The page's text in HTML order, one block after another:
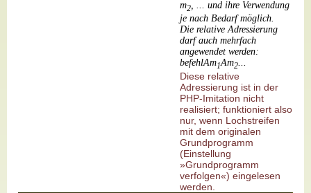
m2 , ... und ihre Verwendung
je nach Bedarf möglich.
Die relative Adressierung
darf auch mehrfach
angewendet werden:
befehlAm1Am2
Diese relative
Adressierung ist in der
PHP-Imitation nicht
realisiert; funktioniert also
nur, wenn Lochstreifen
mit dem originalen
Grundprogramm
(Einstellung
»Grundprogramm
verfolgen«) eingelesen
werden.